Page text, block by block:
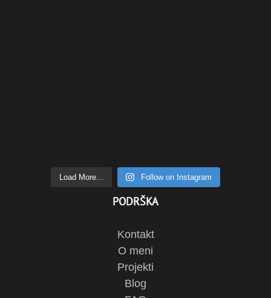
Load More... Follow on Instagram
PODRŠKA
Kontakt
O meni
Projekti
Blog